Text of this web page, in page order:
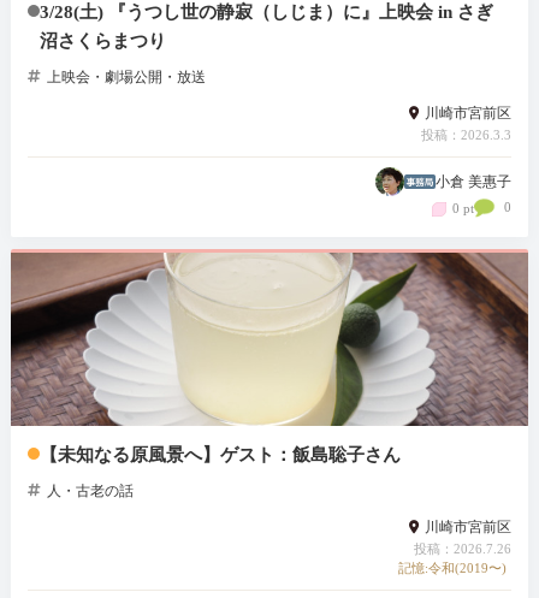
3/28(土) 『うつし世の静寂（しじま）に』上映会 in さぎ
沼さくらまつり
上映会・劇場公開・放送
川崎市宮前区
投稿：2026.3.3
小倉 美惠子
0 pt 0
【未知なる原風景へ】ゲスト：飯島聡子さん
人・古老の話
川崎市宮前区
投稿：2026.7.26
記憶:令和(2019〜)